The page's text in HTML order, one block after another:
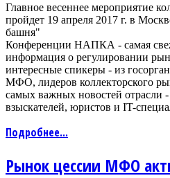
Главное весеннее мероприятие
пройдет 19 апреля 2017 г. в
башня"
Конференции НАПКА - самая
информация о регулировании
интересные спикеры - из
МФО, лидеров коллекторского
самых важных новостей отрасли -
взыскателей, юристов и IT-
Подробнее...
Рынок цессии МФО